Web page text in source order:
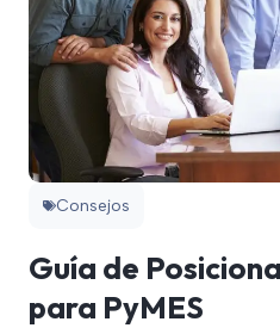
Consejos
Guía de
para PyMES